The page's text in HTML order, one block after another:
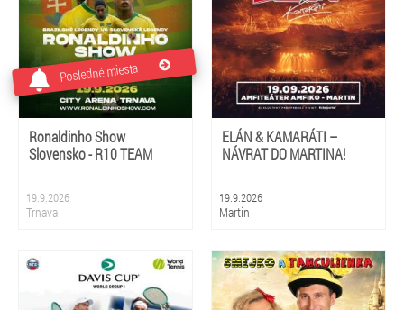
Posledné miesta
Ronaldinho Show
Slovensko - R10 TEAM
19.9.2026
Trnava
ELÁN & KAMARÁTI –
NÁVRAT DO MARTINA!
19.9.2026
Martin